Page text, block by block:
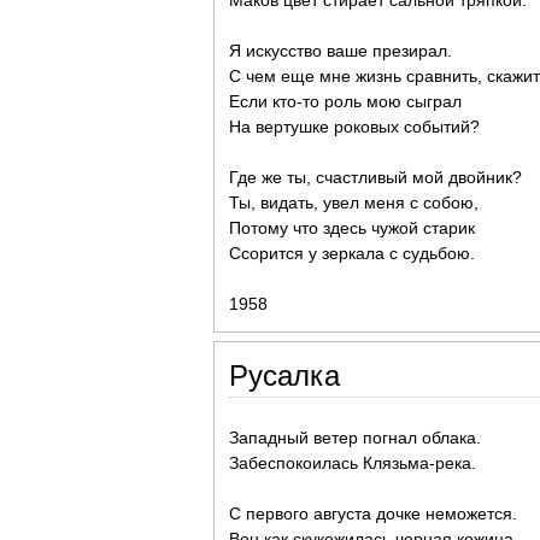
Я искусство ваше презирал.
С чем еще мне жизнь сравнить,
Если кто-то роль мою сыграл
На вертушке роковых событий?
Где же ты, счастливый мой двойник?
Ты, видать, увел меня с собою,
Потому что здесь чужой старик
Ссорится у зеркала с судьбою.
1958
Русалка
Западный ветер погнал облака.
Забеспокоилась Клязьма-река.
С первого августа дочке неможется.